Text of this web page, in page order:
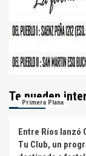
Te pueden
Primera Plana
Entre Ríos lanzó
Tu Club, un